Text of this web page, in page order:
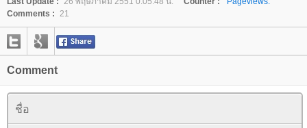
Comments : 21
Comment